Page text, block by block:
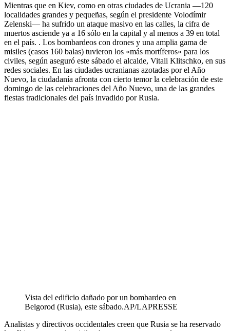
Mientras que en Kiev, como en otras ciudades de Ucrania ―120
localidades grandes y pequeñas, según el presidente Volodímir
Zelenski― ha sufrido un ataque masivo en las calles, la cifra de
muertos asciende ya a 16 sólo en la capital y al menos a 39 en total
en el país. . Los bombardeos con drones y una amplia gama de
misiles (casos 160 balas) tuvieron los «más mortíferos» para los
civiles, según aseguró este sábado el alcalde, Vitali Klitschko, en sus
redes sociales. En las ciudades ucranianas azotadas por el Año
Nuevo, la ciudadanía afronta con cierto temor la celebración de este
domingo de las celebraciones del Año Nuevo, una de las grandes
fiestas tradicionales del país invadido por Rusia.
Vista del edificio dañado por un bombardeo en
Belgorod (Rusia), este sábado.AP/LAPRESSE
Analistas y directivos occidentales creen que Rusia se ha reservado